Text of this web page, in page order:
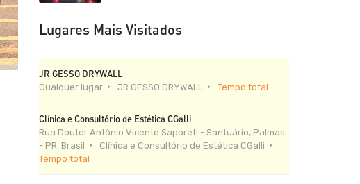
Lugares Mais Visitados
JR GESSO DRYWALL
Qualquer lugar JR GESSO DRYWALL Tempo total
Clínica e Consultório de Estética CGalli
Rua Doutor Antônio Vicente Saporeti - Santuário, Palmas
- PR, Brasil
Clínica e Consultório de Estética CGalli
Tempo total